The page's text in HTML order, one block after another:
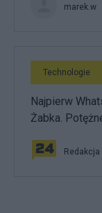
marek.w
Technologie
Najpierw
Żabka.
Redakcja